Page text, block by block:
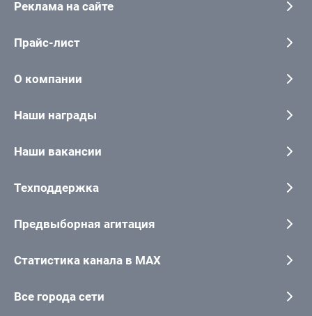
Реклама на сайте
Прайс-лист
О компании
Наши награды
Наши вакансии
Техподдержка
Предвыборная агитация
Статистика канала в MAX
Все города сети